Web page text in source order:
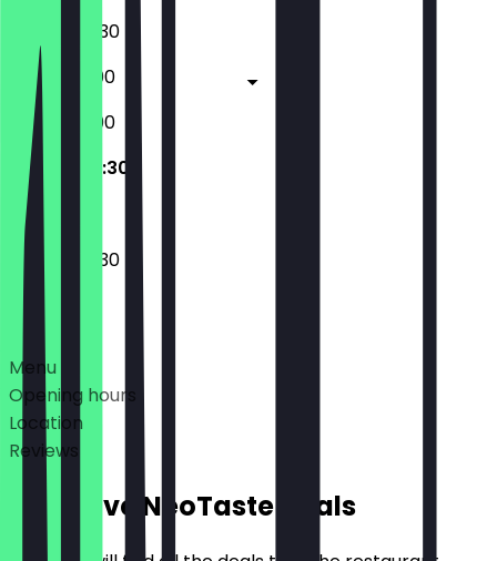
08:30 - 20:30
08:30 - 21:00
08:30 - 21:00
08:30 - 20:30
08:30 - 20:30
Deals
Menu
Opening hours
Location
Reviews
Exclusive NeoTaste Deals